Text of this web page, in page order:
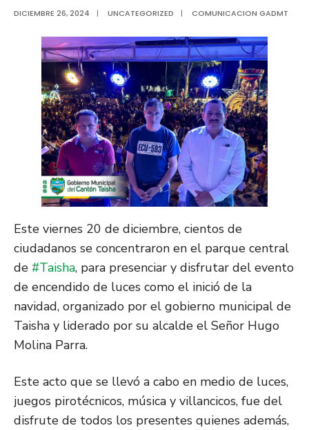
DICIEMBRE 26, 2024 | UNCATEGORIZED | COMUNICACION GADMT
Este viernes 20 de diciembre, cientos de
ciudadanos se concentraron en el parque central
de #Taisha, para presenciar y disfrutar del evento
de encendido de luces como el inició de la
navidad, organizado por el gobierno municipal de
Taisha y liderado por su alcalde el Señor Hugo
Molina Parra.
Este acto que se llevó a cabo en medio de luces,
juegos pirotécnicos, música y villancicos, fue del
disfrute de todos los presentes quienes además,